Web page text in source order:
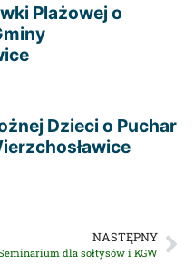
Plażowej o
Dzieci o Puchar
NASTĘPNY
dla sołtysów i KGW